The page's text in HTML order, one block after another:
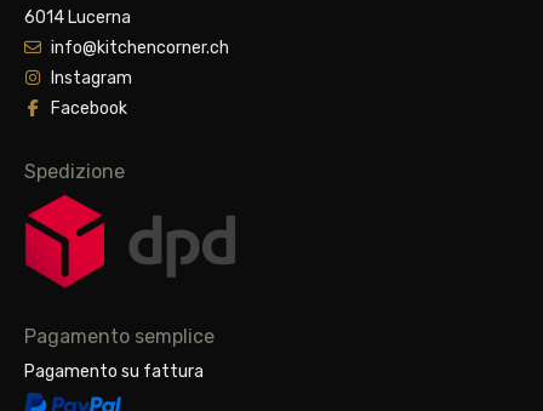
6014 Lucerna
info@kitchencorner.ch
Instagram
Facebook
Spedizione
Pagamento semplice
Pagamento su fattura